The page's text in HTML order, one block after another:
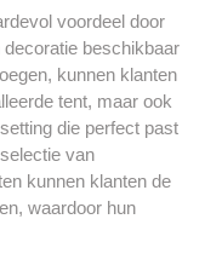
voordeel door
beschikbaar
kunnen klanten
tent, maar ook
die perfect past
van
kunnen klanten de
waardoor hun